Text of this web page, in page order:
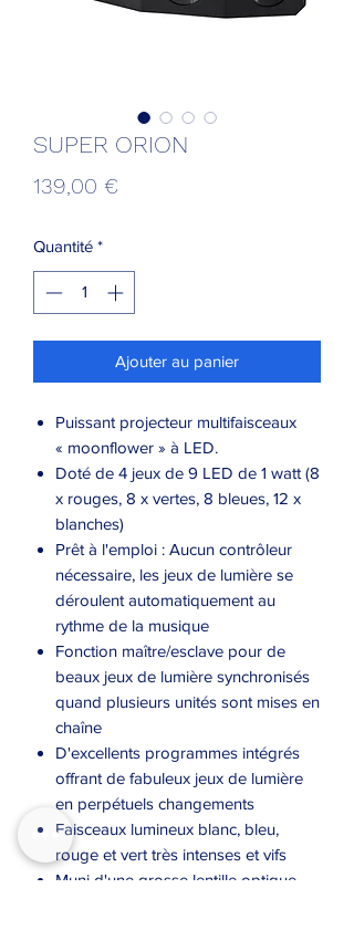
SUPER ORION
139,00 €
Quantité *
Ajouter au panier
Puissant projecteur multifaisceaux
« moonflower » à LED.
Doté de 4 jeux de 9 LED de 1 watt (8
x rouges, 8 x vertes, 8 bleues, 12 x
blanches)
Prêt à l'emploi : Aucun contrôleur
nécessaire, les jeux de lumière se
déroulent automatiquement au
rythme de la musique
Fonction maître/esclave pour de
beaux jeux de lumière synchronisés
quand plusieurs unités sont mises en
chaîne
D'excellents programmes intégrés
offrant de fabuleux jeux de lumière
en perpétuels changements
Faisceaux lumineux blanc, bleu,
rouge et vert très intenses et vifs
Muni d'une grosse lentille optique